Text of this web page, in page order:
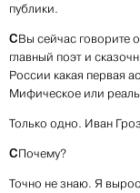
публики.
СВы сейчас говорите
главный поэт и
России какая первая
Мифическое или
Только одно. Иван
СПочему?
Точно не знаю. Я